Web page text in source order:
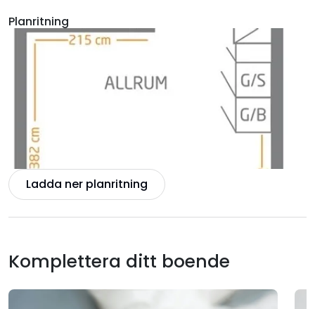
Planritning
Ladda ner planritning
Komplettera ditt boende